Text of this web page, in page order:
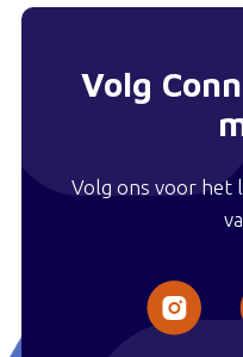
Volg
Volg ons voor het